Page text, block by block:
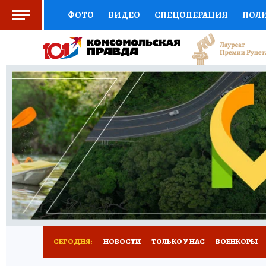
ФОТО ВИДЕО СПЕЦОПЕРАЦИЯ
СОЦПОДДЕРЖКА НАУКА СПЕЦПРОЕКТЫ
НАЦИОНАЛЬНЫЕ ПРОЕКТЫ РОССИИ
ЖЕНСКИЕ СЕКРЕТЫ ПУТЕВОДИТЕЛЬ
ДЕФИЦИТ ЖЕЛЕЗА ПРЕСС-ЦЕНТР
РЕКЛАМА ТЕСТЫ НОВОЕ НА САЙТЕ
СЕГОДНЯ: НОВОСТИ ТОЛЬКО У НАС ВОЕНКОРЫ